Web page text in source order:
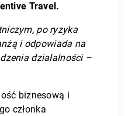
Travel.
po ryzyka
i odpowiada na
działalności –
biznesową i
członka